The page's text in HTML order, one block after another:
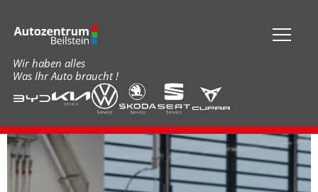
Wir haben alles
Was Ihr Auto braucht !